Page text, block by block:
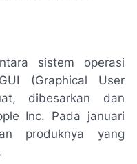
sistem operasi
(Graphical User
dibesarkan dan
Inc. Pada januari
produknya yang